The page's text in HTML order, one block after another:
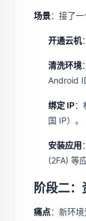
场景：接了
开通云机
清洗环境
Android
绑定 IP：
国 IP）。
安装应用
(2FA) 等
阶段二
痛点：新环境